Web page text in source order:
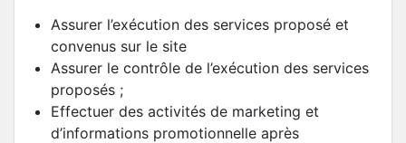
Assurer l’exécution des services proposé et
convenus sur le site
Assurer le contrôle de l’exécution des services
proposés ;
Effectuer des activités de marketing et
d’informations promotionnelle après